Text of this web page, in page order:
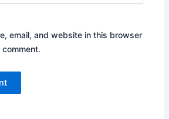
email, and website in this browser